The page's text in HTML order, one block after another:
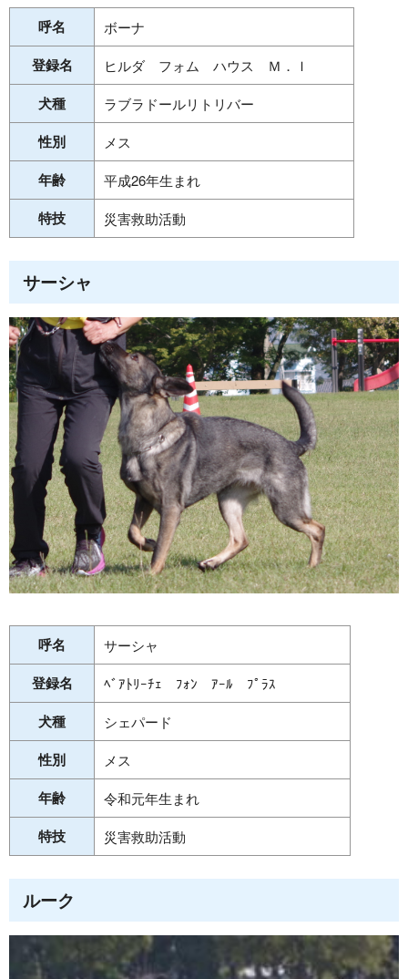
呼名 ボーナ
登録名 ヒルダ フォム ハウス Ｍ．Ｉ
犬種 ラブラドールリトリバー
性別 メス
年齢 平成26年生まれ
特技 災害救助活動
サーシャ
呼名 サーシャ
登録名 ﾍﾞｱﾄﾘｰﾁｪ ﾌｫﾝ ｱｰﾙ ﾌﾟﾗｽ
犬種 シェパード
性別 メス
年齢 令和元年生まれ
特技 災害救助活動
ルーク